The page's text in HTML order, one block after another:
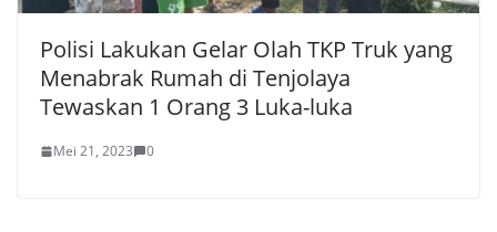
Polisi Lakukan Gelar Olah TKP Truk yang
Menabrak Rumah di Tenjolaya
Tewaskan 1 Orang 3 Luka-luka
Mei 21, 2023 0